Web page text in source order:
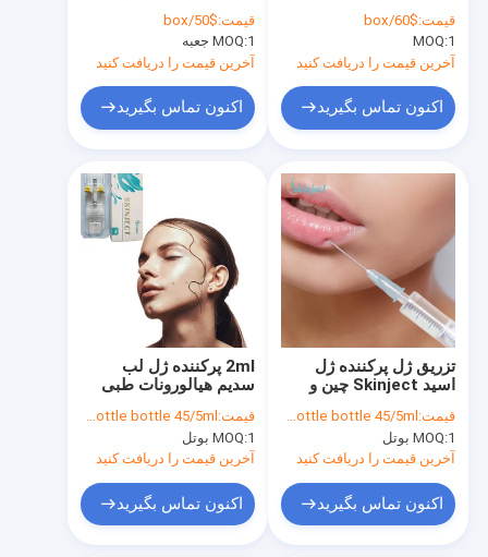
قیمت:$50/box
MOQ:1 جعبه
آخرین قیمت را دریافت کنید
اکنون تماس بگیرید
قیمت:$60/box
MOQ:1
آخرین قیمت را دریافت کنید
اکنون تماس بگیرید
2ml پرکننده ژل لب
سدیم هیالورونات طبی
قیمت: bottle 18 /ml bottle 27.5/2ml bottle bottle 45/5ml
MOQ:1 بوتل
آخرین قیمت را دریافت کنید
اکنون تماس بگیرید
تزریق ژل پرکننده ژل
اسید Skinject چین و
قیمت: bottle 18 /ml bottle 27.5/2ml bottle bottle 45/5ml
MOQ:1 بوتل
آخرین قیمت را دریافت کنید
اکنون تماس بگیرید